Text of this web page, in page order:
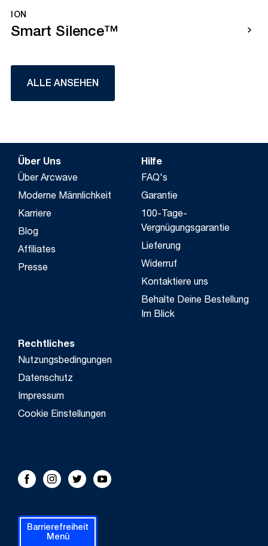
ION
Smart Silence™
ALLE ANSEHEN
Über Uns
Über Arcwave
Moderne Männlichkeit
Karriere
Blog
Affiliates
Presse
Hilfe
FAQ's
Garantie
100-Tage-
Vergnügungsgarantie
Lieferung
Widerruf
Kontaktiere uns
Behalte Deine Bestellung
Im Blick
Rechtliches
Nutzungsbedingungen
Datenschutz
Impressum
Cookie Einstellungen
FOLLOW US!
FacebookInstagram
TwitterYoutube
Barrierefreiheit
Menü